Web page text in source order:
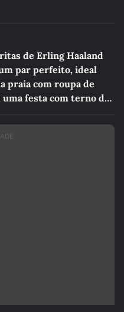
de Erling Haaland
par perfeito, ideal
praia com roupa de
uma festa com terno de